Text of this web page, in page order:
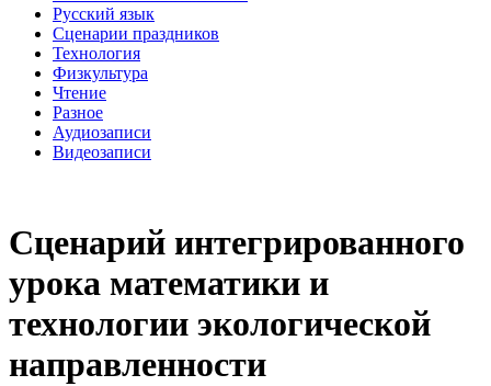
Русский язык
Сценарии праздников
Технология
Физкультура
Чтение
Разное
Аудиозаписи
Видеозаписи
Сценарий интегрированного
урока математики и
технологии экологической
направленности